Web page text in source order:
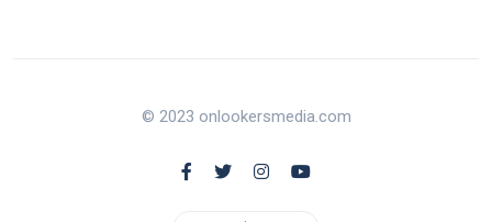
© 2023 onlookersmedia.com